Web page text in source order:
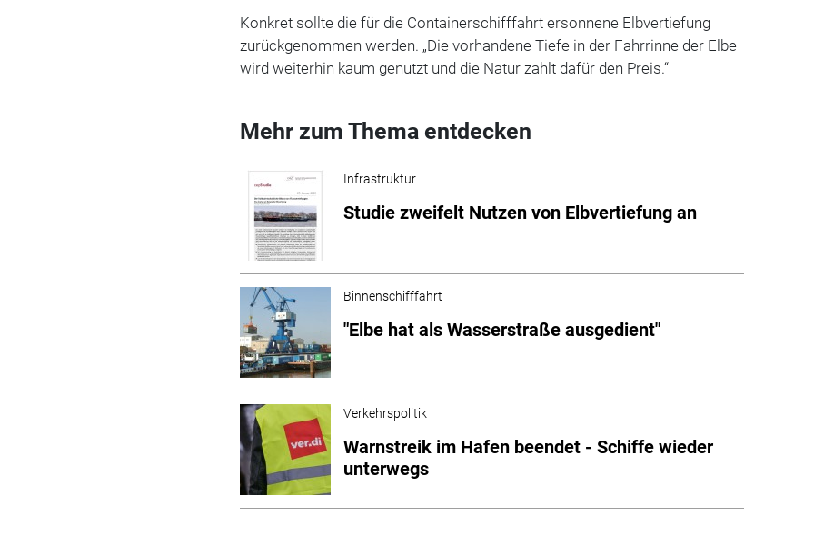
Konkret sollte die für die Containerschifffahrt ersonnene Elbvertiefung
zurückgenommen werden. „Die vorhandene Tiefe in der Fahrrinne der Elbe
wird weiterhin kaum genutzt und die Natur zahlt dafür den Preis.“
Mehr zum Thema entdecken
Infrastruktur
Studie zweifelt Nutzen von Elbvertiefung an
Binnenschifffahrt
"Elbe hat als Wasserstraße ausgedient"
Verkehrspolitik
Warnstreik im Hafen beendet - Schiffe wieder
unterwegs